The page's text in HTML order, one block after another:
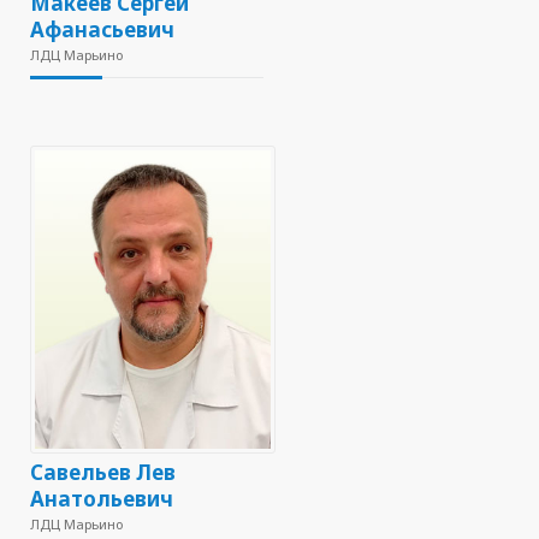
Афанасьевич
ЛДЦ Марьино
Савельев Лев
Анатольевич
ЛДЦ Марьино